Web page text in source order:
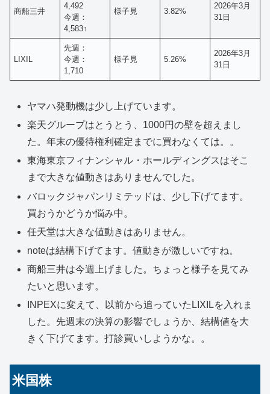
商船三井
4,492
今週：
4,583↑
様子見 3.82%
2026年3月
31日
LIXIL
先週：
今週：
1,710
様子見 5.26%
2026年3月
31日
ヤマハ発動機は少し上げています。
楽天グループはとうとう、1000円の壁を超えまし
た。年末の優待権利確定までに買わなくては。。
東海東京フィナンシャル・ホールディングスはそこ
まで大きな値動きはありませんでした。
バロックジャパンリミテッドは、少し下げてます。
買おうかどうか悩み中。
任天堂は大きな値動きはありません。
noteは結構下げてます。値動きが激しいですね。
商船三井は今週上げました。ちょっと様子を見てみ
たいと思います。
INPEXに変えて、以前から追っていたLIXILを入れま
した。先週末の決算の影響でしょうか、結構値を大
きく下げてます。打診買いしようかな。。
米国株